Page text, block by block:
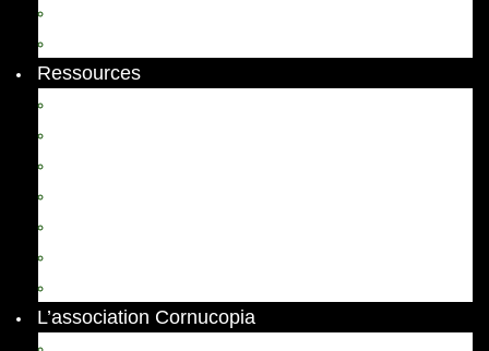
Ressources
L’association Cornucopia